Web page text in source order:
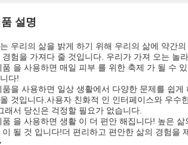
설명
우리의 삶을 밝게 하기 위해 우리의 삶에 약간
경험을 가져다 줄 것입니다. 우리가 가져 오는 놀
품 을 사용하면 매일 피부 를 위한 축제 가 될 수
다!
품을 사용하면 일상 생활에서 다양한 문제를 쉽
것입니다.사용자 친화적 인 인터페이스와 우수
래서 당신은 걱정할 필요가 없습니다.
품 을 사용하면 생활 이 더 편안 해집니다! 높은
이 될 것 입니다!더 편리하고 편안한 삶의 경험을